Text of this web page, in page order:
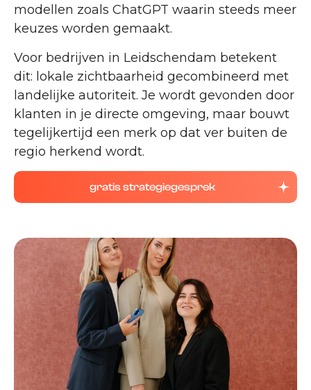
modellen zoals ChatGPT waarin steeds meer
keuzes worden gemaakt.
Voor bedrijven in Leidschendam betekent
dit: lokale zichtbaarheid gecombineerd met
landelijke autoriteit. Je wordt gevonden door
klanten in je directe omgeving, maar bouwt
tegelijkertijd een merk op dat ver buiten de
regio herkend wordt.
gratis strategiegesprek